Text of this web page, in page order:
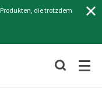
die trotzdem